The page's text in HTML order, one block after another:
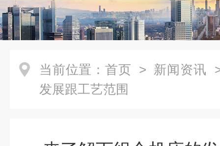
当前位置： 首页 > 新闻资讯
发展跟工艺范围